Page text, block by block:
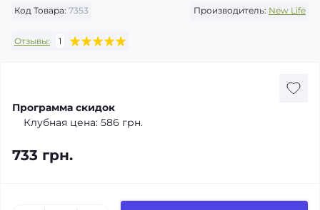
Код Товара: 7353 Производитель: New Life
Отзывы: 1
Программа скидок
Клубная цена: 586 грн.
733 грн.